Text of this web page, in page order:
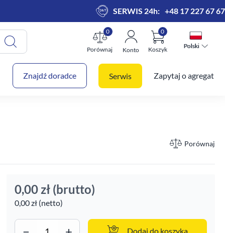
SERWIS 24h: +48 17 227 67 67
Porównaj
0
Konto Koszyk
0
Polski
Polski
Znajdź doradce Serwis Zapytaj o agregat
Porównaj
0,00 zł (brutto)
0,00 zł (netto)
Dodaj do koszyka